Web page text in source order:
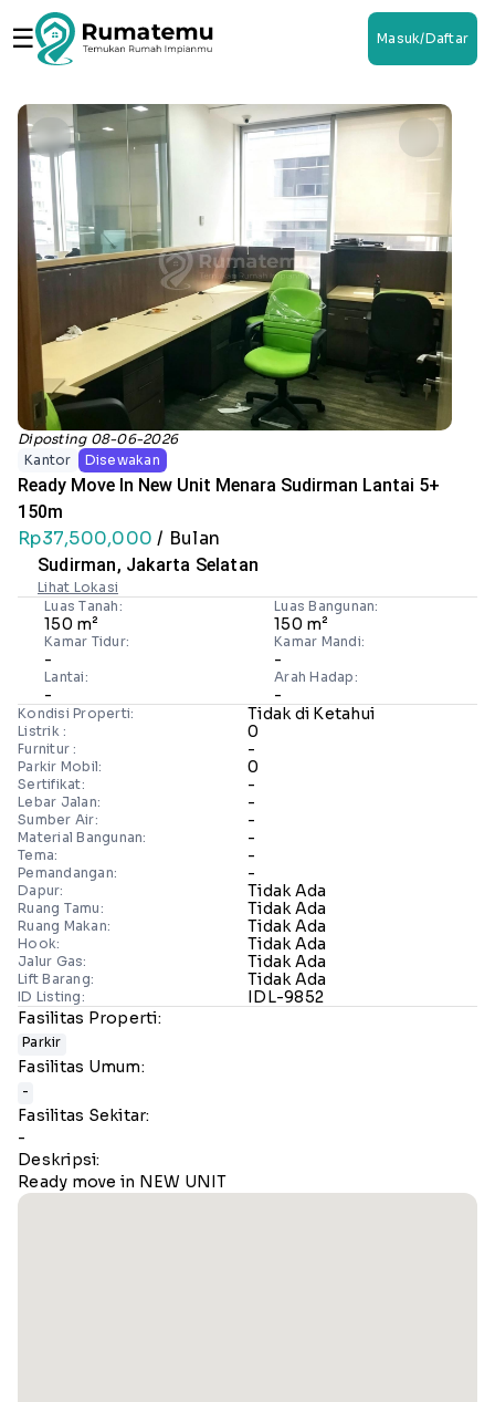
☰ Masuk/Daftar
Diposting 08-06-2026
Kantor
Disewakan
Ready Move In New Unit Menara Sudirman Lantai 5+
150m
Rp37,500,000/ Bulan
Sudirman, Jakarta Selatan
Lihat Lokasi
Luas Tanah:
150 m²
Luas Bangunan:
150 m²
Kamar Tidur:
-
Kamar Mandi:
-
Lantai:
-
Arah Hadap:
-
Kondisi Properti: Tidak di Ketahui
Listrik : 0
Furnitur : -
Parkir Mobil: 0
Sertifikat: -
Lebar Jalan: -
Sumber Air: -
Material Bangunan: -
Tema: -
Pemandangan: -
Dapur: Tidak Ada
Ruang Tamu: Tidak Ada
Ruang Makan: Tidak Ada
Hook: Tidak Ada
Jalur Gas: Tidak Ada
Lift Barang: Tidak Ada
ID Listing:
IDL-9852
Fasilitas Properti:
Parkir
Fasilitas Umum:
-
Fasilitas Sekitar:
-
Deskripsi:
Ready move in NEW UNIT